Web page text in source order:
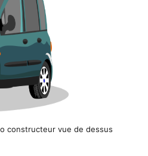
constructeur vue de dessus